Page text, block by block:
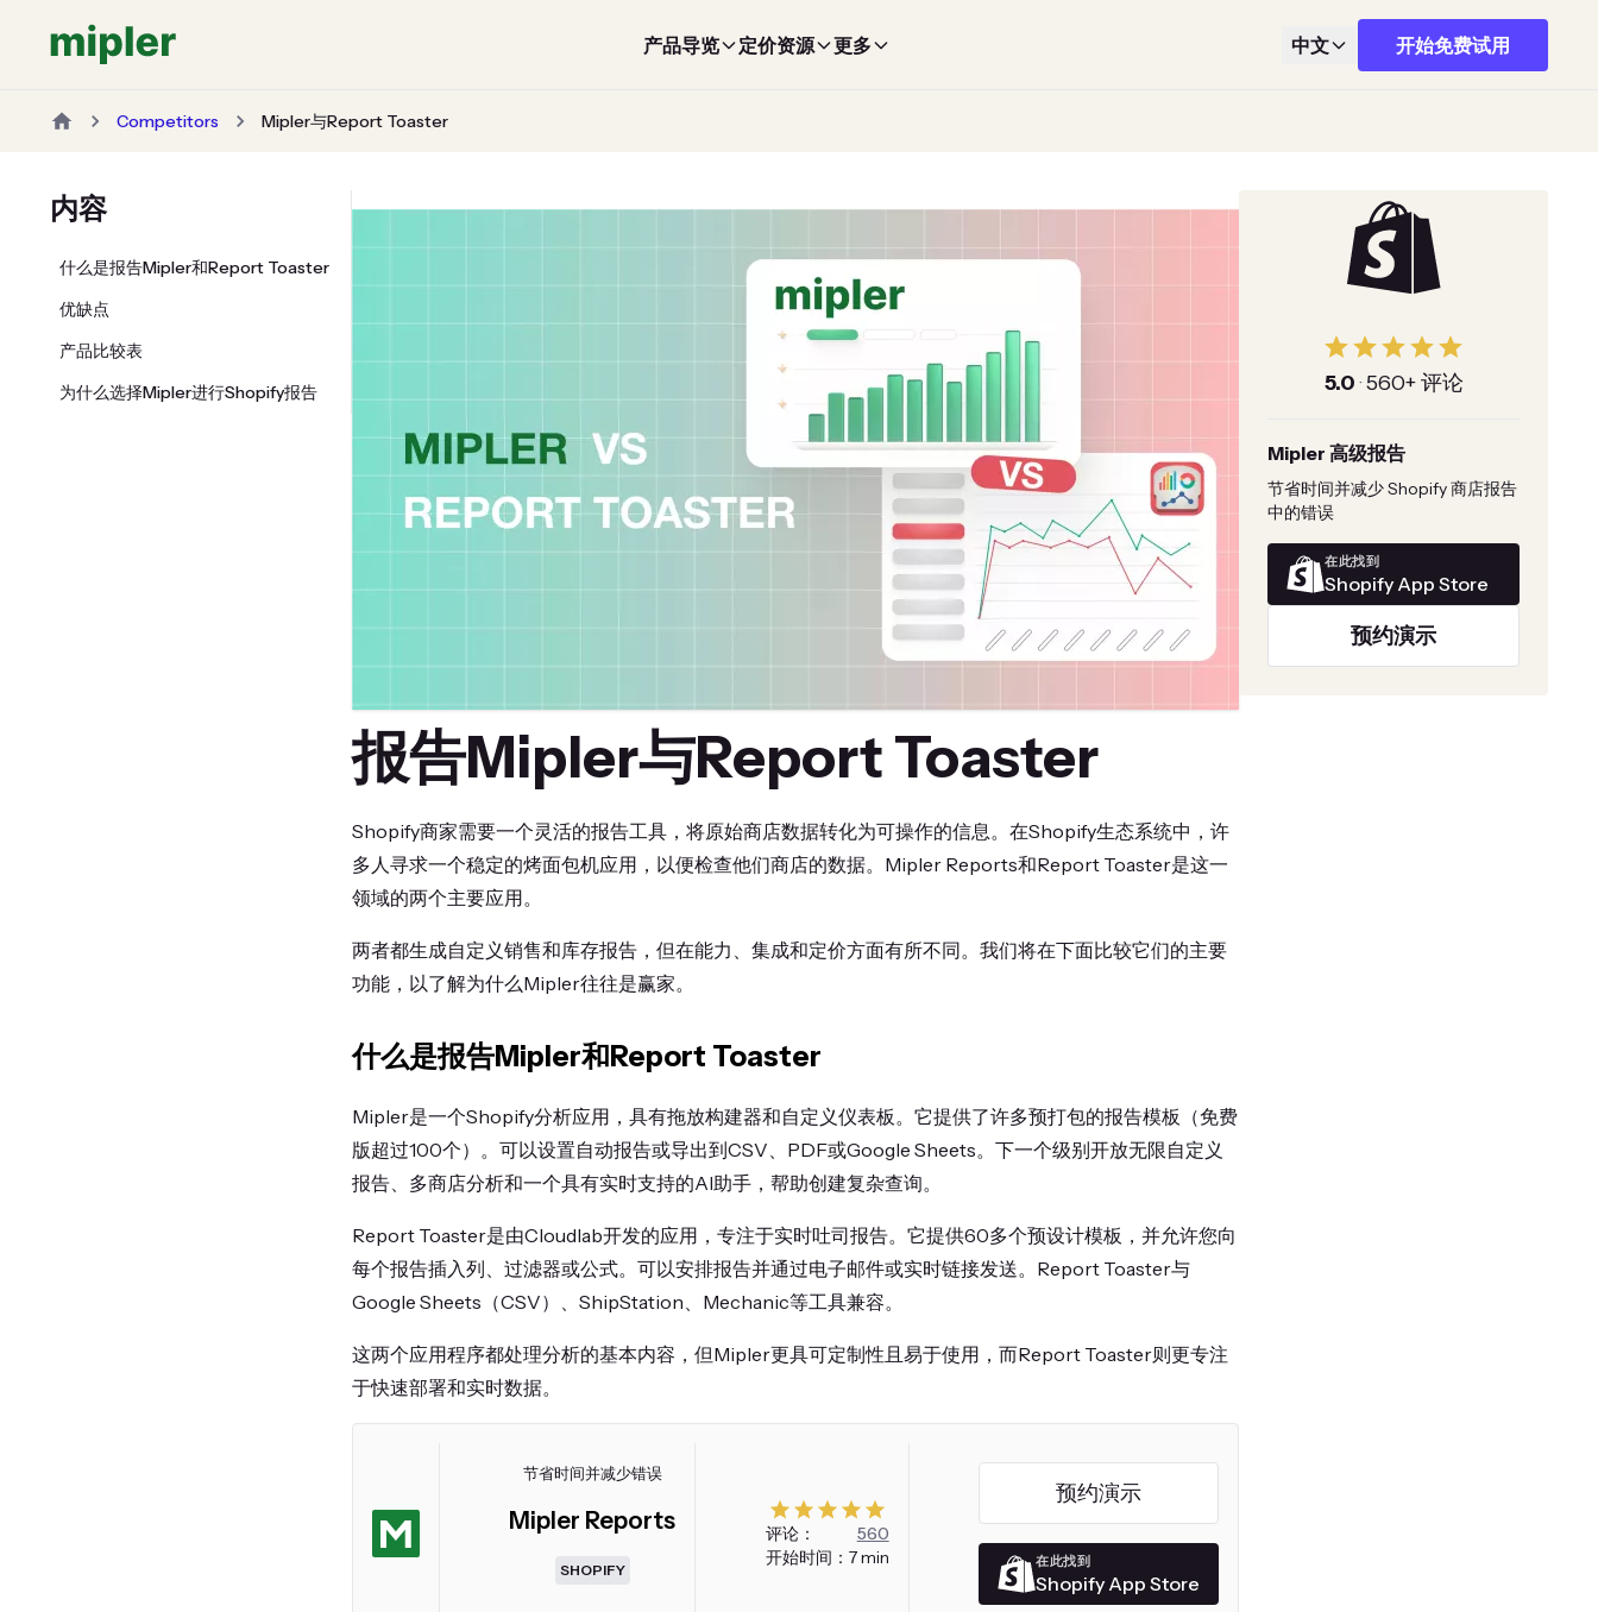
产品导览 定价资源 更多 中文 开始免费试用
Competitors Mipler与Report Toaster
内容
什么是报告Mipler和Report Toaster
优缺点
产品比较表
为什么选择Mipler进行Shopify报告
报告Mipler与Report Toaster
Shopify商家需要一个灵活的报告工具，将原始商店数据转化为可操作的信息。在Shopify生态系统中，许
多人寻求一个稳定的烤面包机应用，以便检查他们商店的数据。Mipler Reports和Report Toaster是这一
领域的两个主要应用。
两者都生成自定义销售和库存报告，但在能力、集成和定价方面有所不同。我们将在下面比较它们的主要
功能，以了解为什么Mipler往往是赢家。
什么是报告Mipler和Report Toaster
Mipler是一个Shopify分析应用，具有拖放构建器和自定义仪表板。它提供了许多预打包的报告模板（免费
版超过100个）。可以设置自动报告或导出到CSV、PDF或Google Sheets。下一个级别开放无限自定义
报告、多商店分析和一个具有实时支持的AI助手，帮助创建复杂查询。
Report Toaster是由Cloudlab开发的应用，专注于实时吐司报告。它提供60多个预设计模板，并允许您向
每个报告插入列、过滤器或公式。可以安排报告并通过电子邮件或实时链接发送。Report Toaster与
Google Sheets（CSV）、ShipStation、Mechanic等工具兼容。
这两个应用程序都处理分析的基本内容，但Mipler更具可定制性且易于使用，而Report Toaster则更专注
于快速部署和实时数据。
节省时间并减少错误
Mipler Reports
SHOPIFY
评论：
560
开始时间： 7 min
预约演示
在此找到
Shopify App Store
5.0 · 560+ 评论
Mipler 高级报告
节省时间并减少 Shopify 商店报告
中的错误
在此找到
Shopify App Store
预约演示